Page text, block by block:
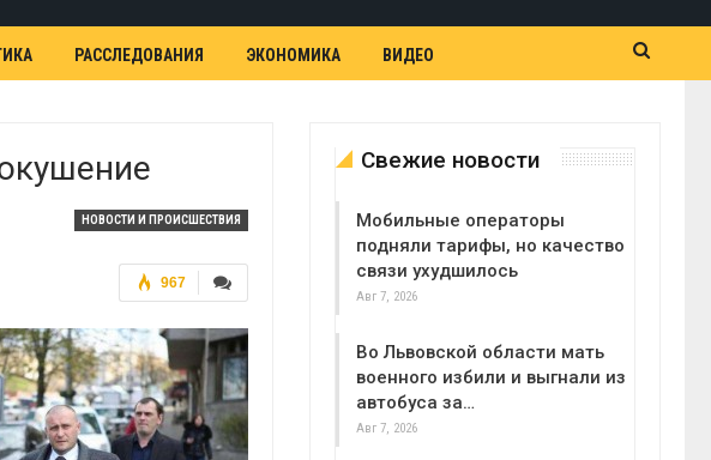
РАССЛЕДОВАНИЯ ЭКОНОМИКА ВИДЕО
НОВОСТИ И ПРОИСШЕСТВИЯ
967
Свежие новости
Мобильные операторы
подняли тарифы, но качество
связи ухудшилось
Авг 7, 2026
Во Львовской области мать
военного избили и выгнали из
автобуса за…
Авг 7, 2026